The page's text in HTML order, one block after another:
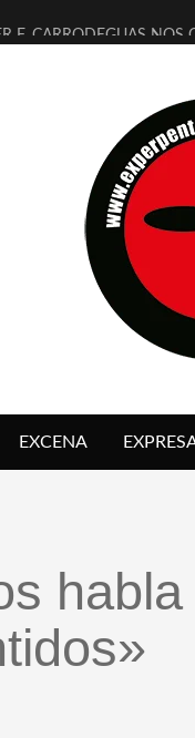
F. CARRODEGUAS NOS
JONDA] DE JUAN
4, LA ESCUELA DEL
(NO ES NADA) DE LA
JUDÍAS EN #EXVITA
REINVENTAN
FLASH PRESENTA
BARDAGÍ EN EXVITA
EXCENA